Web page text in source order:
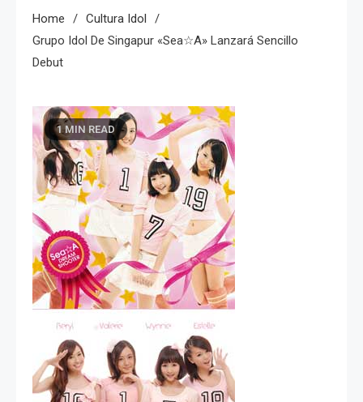
Home
Cultura Idol
Grupo Idol De Singapur «Sea☆A» Lanzará Sencillo
Debut
1 MIN READ